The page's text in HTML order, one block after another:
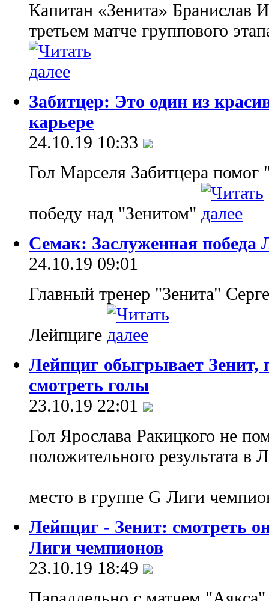
Капитан «Зенита»
третьем матче группового
Забитцер: Это один из
карьере
24.10.19 10:33
Гол Марселя Забитцера
победу над "Зенитом"
Семак: Заслуженная победа
24.10.19 09:01
Главный тренер "Зенита"
Лейпциге
Лейпциг обыгрывает Зенит,
смотреть голы
23.10.19 22:01
Гол Ярослава Ракицкого не
положительного результата в
место в группе G Лиги
Лейпциг - Зенит: смотреть
Лиги чемпионов
23.10.19 18:49